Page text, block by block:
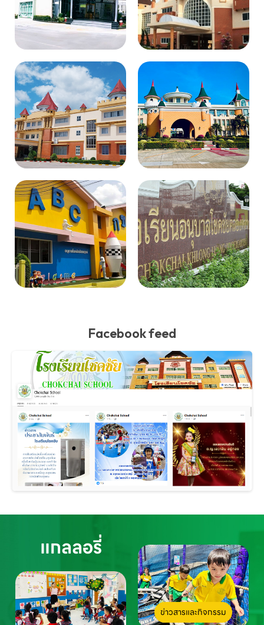
Facebook feed
แกลลอรี่
ข่าวสารและกิจกรรม